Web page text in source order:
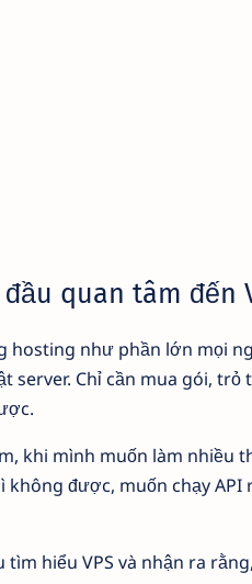
quan tâm đến
hosting như phần lớn mọi
server. Chỉ cần mua gói,
khi mình muốn làm nhiều
được, muốn chạy
tìm hiểu VPS và nhận ra